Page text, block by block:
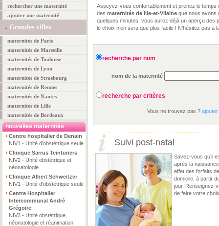
rechercher une maternité
ajouter une maternité
Grandes villes
maternités de Paris
maternités de Marseille
maternités de Toulouse
maternités de Lyon
maternités de Strasbourg
maternités de Rennes
maternités de Nantes
maternités de Lille
maternités de Bordeaux
nouvelles maternités
Centre hospitalier de Denain
NIV1 - Unité d'obstétrique seule
Clinique Sarrus Teinturiers
NIV2 - Unité obstétrique et
néonatologie
Clinique Albert Schweitzer
NIV1 - Unité d'obstétrique seule
Centre Hospitalier
Intercommunal André
Grégoire
NIV3 - Unité obstétrique,
néonatologie et réanimation
Asseyez-vous confortablement et prenez le temps
des maternités de Ille-et-Vilaine que nous avons
quelques minutes, vous aurez déjà un aperçu des
le choix n’en sera que plus facile ! N’hésitez pas
recherche par nom
nom de la maternité
recherche par critères
Vous ne trouvez pas ?
Suivi post-natal
Savez-vous qu’il
après la
effet des forfaits
domicile, à partir
jour. Renseignez-
de faire votre